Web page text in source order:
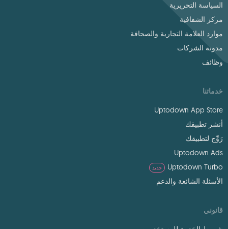
السياسة التحريرية
مركز الشفافية
موارد العلامة التجارية والصحافة
مدونة الشركات
وظائف
خدماتنا
Uptodown App Store
أنشر تطبيقك
رَوِّج لتطبيقك
Uptodown Ads
Uptodown Turbo
جديد
الأسئلة الشائعة والدعم
قانوني